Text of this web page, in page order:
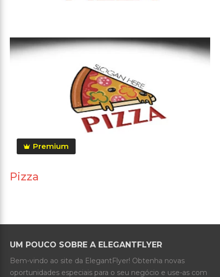
Premium
Pizza
UM POUCO SOBRE A ELEGANTFLYER
Bem-vindo ao site da ElegantFlyer! Obtenha novas
oportunidades especiais para o seu negócio e use-as com